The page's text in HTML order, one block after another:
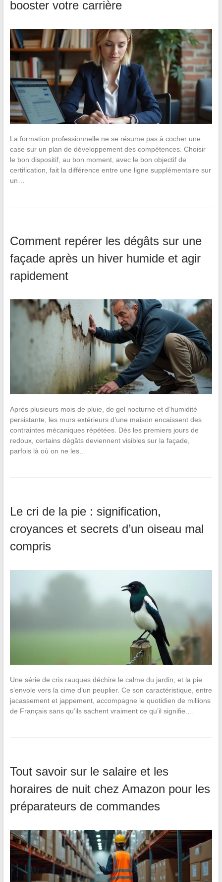
booster votre carrière
La formation professionnelle ne se résume pas à cocher une
case sur un plan de développement des compétences. Choisir
le bon dispositif, au bon moment, avec le bon objectif de
certification, fait la différence entre une ligne supplémentaire sur
un…
Comment repérer les dégâts sur une
façade après un hiver humide et agir
rapidement
Après plusieurs mois de pluie, de gel nocturne et d’humidité
persistante, les murs extérieurs d’une maison encaissent des
contraintes mécaniques répétées. Dès les premiers jours de
redoux, certains dégâts deviennent visibles sur la façade,
parfois là où on ne les…
Le cri de la pie : signification,
croyances et secrets d’un oiseau mal
compris
Une série de cris rauques déchire le calme du jardin, et la pie
s’envole vers la cime d’un peuplier. Ce son caractéristique, entre
jacassement et jappement, accompagne le quotidien de millions
de Français sans qu’ils sachent vraiment ce qu’il signifie.…
Tout savoir sur le salaire et les
horaires de nuit chez Amazon pour les
préparateurs de commandes